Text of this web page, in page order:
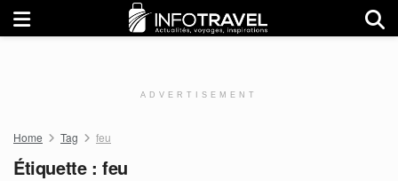
ADVERTISEMENT
Home Tag feu
Étiquette :feu